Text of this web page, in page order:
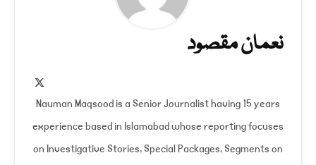
نعمان مقصود
Nauman Maqsood is a Senior Journalist having 15 years
experience based in Islamabad whose reporting focuses
on Investigative Stories, Special Packages, Segments on